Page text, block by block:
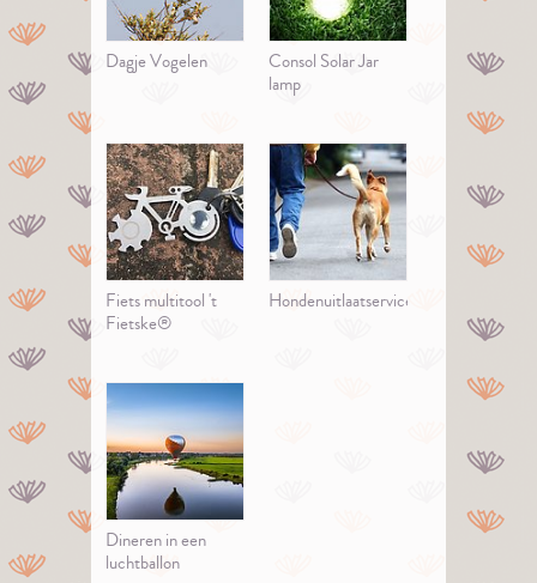
Dagje Vogelen
Consol Solar Jar
lamp
Fiets multitool 't
Fietske®
Hondenuitlaatservice
Dineren in een
luchtballon